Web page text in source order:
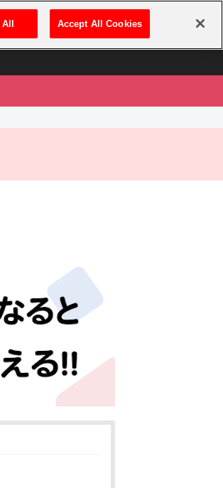
ログイン・新規登録
Accept All Cookies